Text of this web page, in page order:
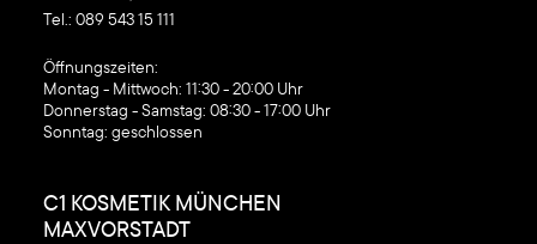
Tel.: 089 543 15 111
‍Öffnungszeiten:
Montag - Mittwoch: 11:30 - 20:00 Uhr
Donnerstag - Samstag: 08:30 - 17:00 Uhr
Sonntag: geschlossen
C1 KOSMETIK MÜNCHEN
MAXVORSTADT